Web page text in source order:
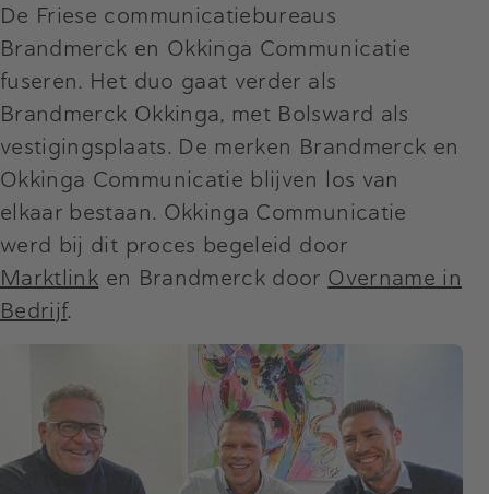
De Friese communicatiebureaus
Brandmerck en Okkinga Communicatie
fuseren. Het duo gaat verder als
Brandmerck Okkinga, met Bolsward als
vestigingsplaats. De merken Brandmerck en
Okkinga Communicatie blijven los van
elkaar bestaan. Okkinga Communicatie
werd bij dit proces begeleid door
Marktlink en Brandmerck door Overname in
Bedrijf.